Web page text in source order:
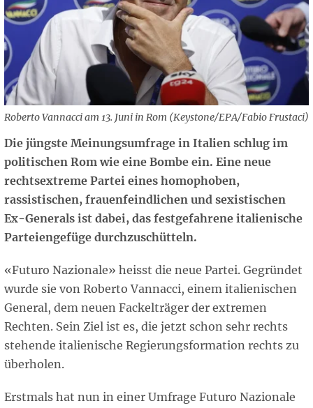
Roberto Vannacci am 13. Juni in Rom (Keystone/EPA/Fabio Frustaci)
Die jüngste Meinungsumfrage in Italien schlug im
politischen Rom wie eine Bombe ein. Eine neue
rechtsextreme Partei eines homophoben,
rassistischen, frauenfeindlichen und sexistischen
Ex-Generals ist dabei, das festgefahrene italienische
Parteiengefüge durchzuschütteln.
«Futuro Nazionale» heisst die neue Partei. Gegründet
wurde sie von Roberto Vannacci, einem italienischen
General, dem neuen Fackelträger der extremen
Rechten. Sein Ziel ist es, die jetzt schon sehr rechts
stehende italienische Regierungsformation rechts zu
überholen.
Erstmals hat nun in einer Umfrage Futuro Nazionale